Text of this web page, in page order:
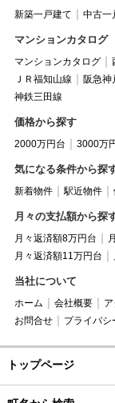
新築一戸建て 中古一
マンションカタログ
マンションカタログ
ＪＲ福知山線
阪急神
神鉄三田線
価格から探す
2000万円台 3000万
気になる条件から探
新着物件 駅近物件
月々の支払額から探
月々返済額8万円台
月々返済額11万円台
当社について
ホーム 会社概要
お問合せ
プライバシ
トップページ